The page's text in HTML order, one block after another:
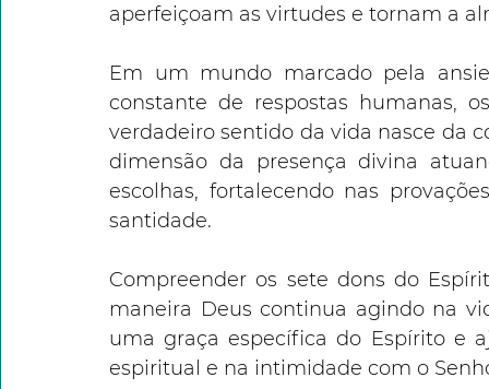
aperfeiçoam as virtudes e tornam a
Em um mundo marcado pela
constante de respostas humanas,
verdadeiro sentido da vida nasce da
dimensão da presença divina
escolhas, fortalecendo nas
santidade.
Compreender os sete dons do
maneira Deus continua agindo na
uma graça específica do Espírito e
espiritual e na intimidade com o